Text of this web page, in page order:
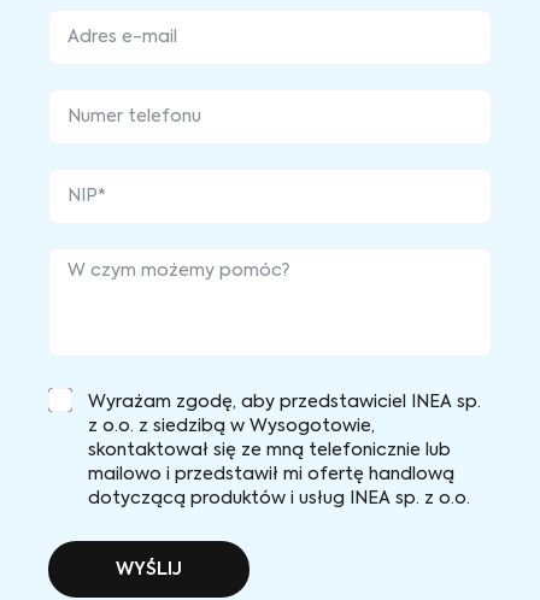
Wyrażam zgodę, aby przedstawiciel INEA sp.
z o.o. z siedzibą w Wysogotowie,
skontaktował się ze mną telefonicznie lub
mailowo i przedstawił mi ofertę handlową
dotyczącą produktów i usług INEA sp. z o.o.
WYŚLIJ